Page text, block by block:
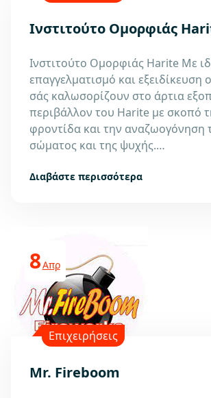
Ινστιτούτο Ομορφιάς
Ινστιτούτο Ομορφιάς Harite Με
επαγγελματισμό και εξειδίκευση
σάς καλωσορίζουν στο άρτια
περιβάλλον του Harite με σκοπό
φροντίδα και την αναζωογόνηση
σώματος και της ψυχής.…
Διαβάστε περισσότερα
8Απρ
Επιχειρήσεις
Mr. Fireboom